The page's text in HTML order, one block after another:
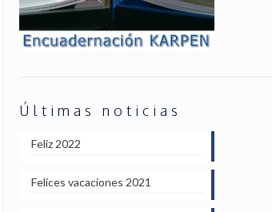
Últimas noticias
Feliz 2022
Felices vacaciones 2021